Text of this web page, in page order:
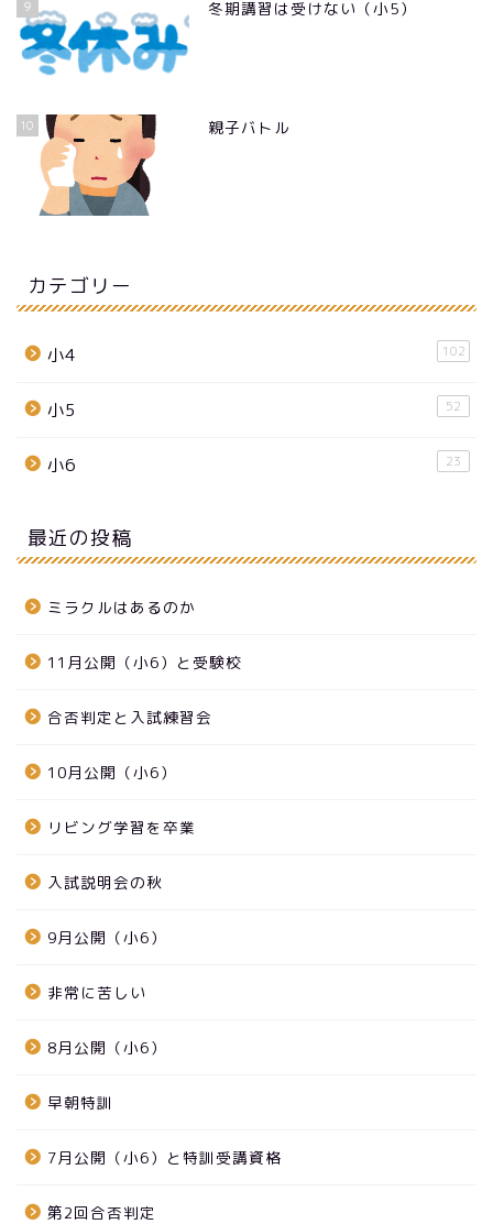
9 冬期講習は受けない（小5）
10 親子バトル
カテゴリー
小4 102
小5 52
小6 23
最近の投稿
ミラクルはあるのか
11月公開（小6）と受験校
合否判定と入試練習会
10月公開（小6）
リビング学習を卒業
入試説明会の秋
9月公開（小6）
非常に苦しい
8月公開（小6）
早朝特訓
7月公開（小6）と特訓受講資格
第2回合否判定